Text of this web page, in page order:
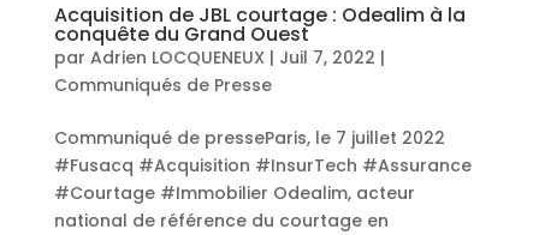
Acquisition de JBL courtage : Odealim à la
conquête du Grand Ouest
par Adrien LOCQUENEUX| Juil 7, 2022 |
Communiqués de Presse
Communiqué de presseParis, le 7 juillet 2022
#Fusacq #Acquisition #InsurTech #Assurance
#Courtage #Immobilier Odealim, acteur
national de référence du courtage en